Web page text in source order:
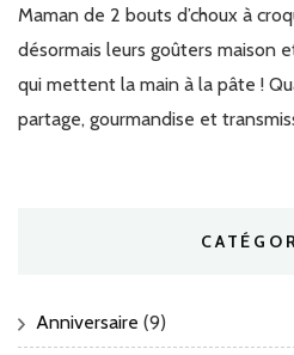
Maman de 2 bouts d’choux à
désormais leurs goûters maison
qui mettent la main à la pâte !
partage, gourmandise et
Anniversaire (9)